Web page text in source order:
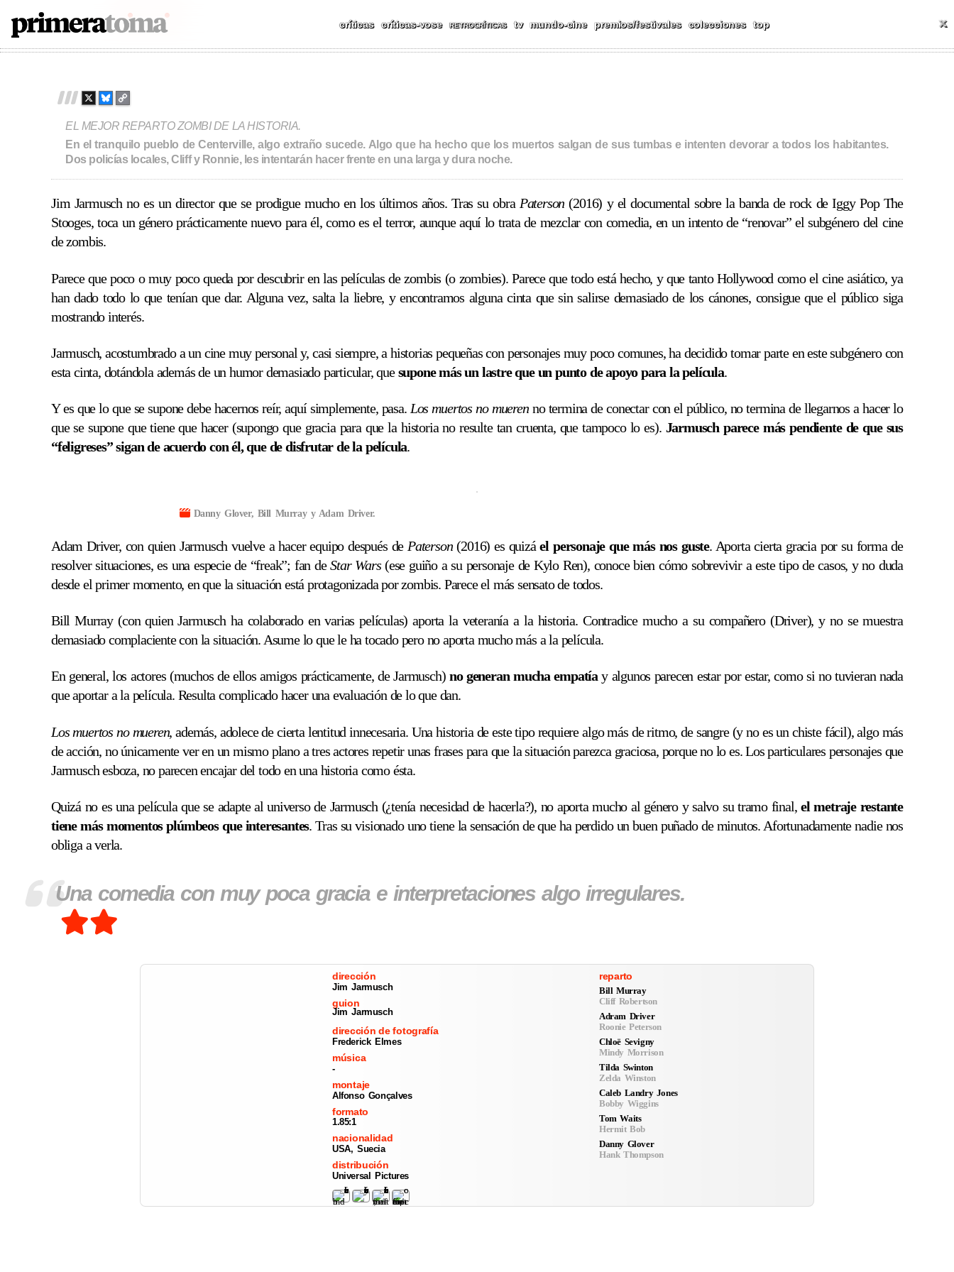
Skip
PRIMERATOMA | CRÍTICAS, REPORTAJES, FESTIVALES Y MÁS
críticas críticas-vose RETROCRÍTICAS tv mundo-cine premios/festivales colecciones top
The Dead Don't Die
B
U
E
S
Y
C
P
Y
L
N
EL MEJOR REPARTO ZOMBI DE LA HISTORIA.
En el tranquilo pueblo de Centerville, algo extraño sucede. Algo que ha hecho que los muertos salgan de sus tumbas e intenten devorar a todos los habitantes.
Dos policías locales, Cliff y Ronnie, les intentarán hacer frente en una larga y dura noche.
Jim Jarmusch no es un director que se prodigue mucho en los últimos años. Tras su obra Paterson (2016) y el documental sobre la banda de rock de Iggy Pop The
Stooges, toca un género prácticamente nuevo para él, como es el terror, aunque aquí lo trata de mezclar con comedia, en un intento de “renovar” el subgénero del cine
de zombis.
Parece que poco o muy poco queda por descubrir en las películas de zombis (o zombies). Parece que todo está hecho, y que tanto Hollywood como el cine asiático, ya
han dado todo lo que tenían que dar. Alguna vez, salta la liebre, y encontramos alguna cinta que sin salirse demasiado de los cánones, consigue que el público siga
mostrando interés.
Jarmusch, acostumbrado a un cine muy personal y, casi siempre, a historias pequeñas con personajes muy poco comunes, ha decidido tomar parte en este subgénero con
esta cinta, dotándola además de un humor demasiado particular, quesupone más un lastre que un punto de apoyo para la película.
Y es que lo que se supone debe hacernos reír, aquí simplemente, pasa. Los muertos no muerenno termina de conectar con el público, no termina de llegarnos a hacer lo
que se supone que tiene que hacer (supongo que gracia para que la historia no resulte tan cruenta, que tampoco lo es). Jarmusch parece más pendiente de que sus
“feligreses” sigan de acuerdo con él, que de disfrutar de la película.
Danny Glover, Bill Murray y Adam Driver.
Adam Driver, con quien Jarmusch vuelve a hacer equipo después de Paterson(2016) es quizáel personaje que más nos guste. Aporta cierta gracia por su forma de
resolver situaciones, es una especie de “freak”; fan deStar Wars(ese guiño a su personaje de Kylo Ren), conoce bien cómo sobrevivir a este tipo de casos, y no duda
desde el primer momento, en que la situación está protagonizada por zombis. Parece el más sensato de todos.
Bill Murray (con quien Jarmusch ha colaborado en varias películas) aporta la veteranía a la historia. Contradice mucho a su compañero (Driver), y no se muestra
demasiado complaciente con la situación. Asume lo que le ha tocado pero no aporta mucho más a la película.
En general, los actores (muchos de ellos amigos prácticamente, de Jarmusch) no generan mucha empatíay algunos parecen estar por estar, como si no tuvieran nada
que aportar a la película. Resulta complicado hacer una evaluación de lo que dan.
Los muertos no mueren, además, adolece de cierta lentitud innecesaria. Una historia de este tipo requiere algo más de ritmo, de sangre (y no es un chiste fácil), algo más
de acción, no únicamente ver en un mismo plano a tres actores repetir unas frases para que la situación parezca graciosa, porque no lo es. Los particulares personajes que
Jarmusch esboza, no parecen encajar del todo en una historia como ésta.
Quizá no es una película que se adapte al universo de Jarmusch (¿tenía necesidad de hacerla?), no aporta mucho al género y salvo su tramo final,el metraje restante
tiene más momentos plúmbeos que interesantes. Tras su visionado uno tiene la sensación de que ha perdido un buen puñado de minutos. Afortunadamente nadie nos
obliga a verla.
Una comedia con muy poca gracia e interpretaciones algo irregulares.
dirección
Jim Jarmusch
guion
Jim Jarmusch
dirección de fotografía
Frederick Elmes
música
-
montaje
Alfonso Gonçalves
formato
1.85:1
nacionalidad
USA, Suecia
distribución
Universal Pictures
reparto
Bill Murray
Cliff Robertson
Adram Driver
Roonie Peterson
Chloë Sevigny
Mindy Morrison
Tilda Swinton
Zelda Winston
Caleb Landry Jones
Bobby Wiggins
Tom Waits
Hermit Bob
Danny Glover
Hank Thompson